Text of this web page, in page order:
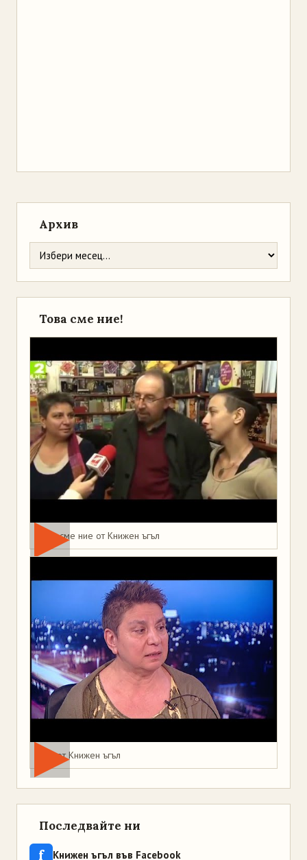
Архив
Това сме ние!
Това сме ние от Книжен ъгъл
Мая от Книжен ъгъл
Последвайте ни
f Книжен ъгъл във Facebook